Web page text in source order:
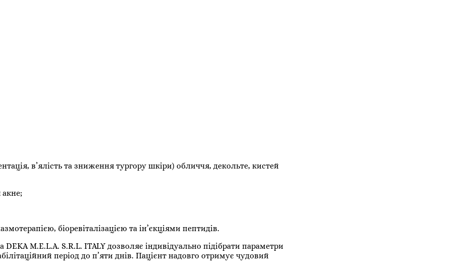
в’ялість та зниження тургору шкіри) обличчя, декольте, кистей
акне;
біоревіталізацією та ін’єкціями пептидів.
M.E.L.A. S.R.L. ITALY дозволяє індивідуально підібрати параметри
період до п’яти днів. Пацієнт надовго отримує чудовий